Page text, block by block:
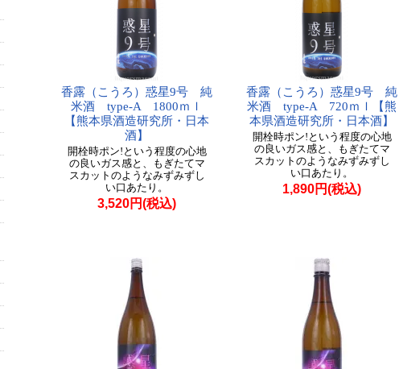
香露（こうろ）惑星9号 純
米酒 type-A 1800ｍｌ
【熊本県酒造研究所・日本
酒】
開栓時ポン!という程度の心地
の良いガス感と、もぎたてマ
スカットのようなみずみずし
い口あたり。
3,520円(税込)
香露（こうろ）惑星9号 純
米酒 type-A 720ｍｌ【熊
本県酒造研究所・日本酒】
開栓時ポン!という程度の心地
の良いガス感と、もぎたてマ
スカットのようなみずみずし
い口あたり。
1,890円(税込)